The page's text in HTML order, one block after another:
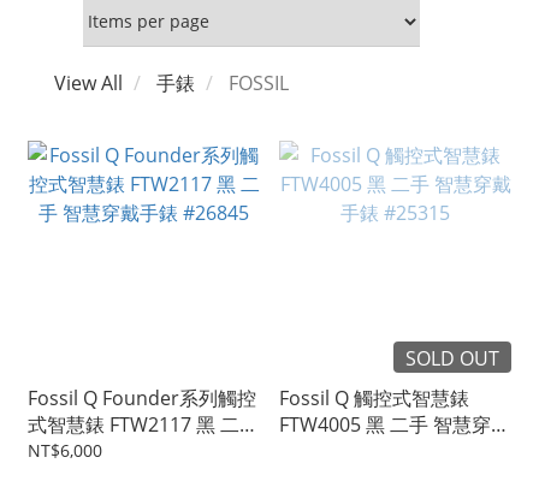
View All 手錶 FOSSIL
Fossil Q Founder系列觸控
式智慧錶 FTW2117 黑 二手
智慧穿戴手錶 #26845
NT$6,000
SOLD OUT
Fossil Q 觸控式智慧錶
FTW4005 黑 二手 智慧穿戴